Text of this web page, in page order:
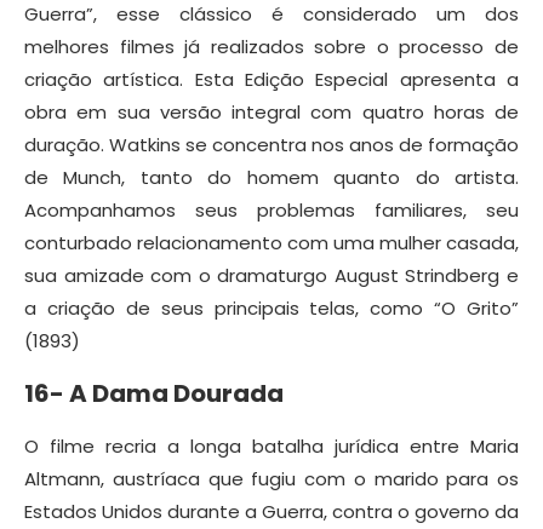
Guerra”, esse clássico é considerado um dos
melhores filmes já realizados sobre o processo de
criação artística. Esta Edição Especial apresenta a
obra em sua versão integral com quatro horas de
duração. Watkins se concentra nos anos de formação
de Munch, tanto do homem quanto do artista.
Acompanhamos seus problemas familiares, seu
conturbado relacionamento com uma mulher casada,
sua amizade com o dramaturgo August Strindberg e
a criação de seus principais telas, como “O Grito”
(1893)
16- A Dama Dourada
O filme recria a longa batalha jurídica entre Maria
Altmann, austríaca que fugiu com o marido para os
Estados Unidos durante a Guerra, contra o governo da